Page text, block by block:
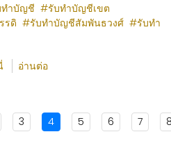
ำบัญชี
รับทำบัญชีเขต
รดิ รับทำบัญชีสัมพันธวงศ์
รับทำ
อ่านต่อ
3 4 5 6 7